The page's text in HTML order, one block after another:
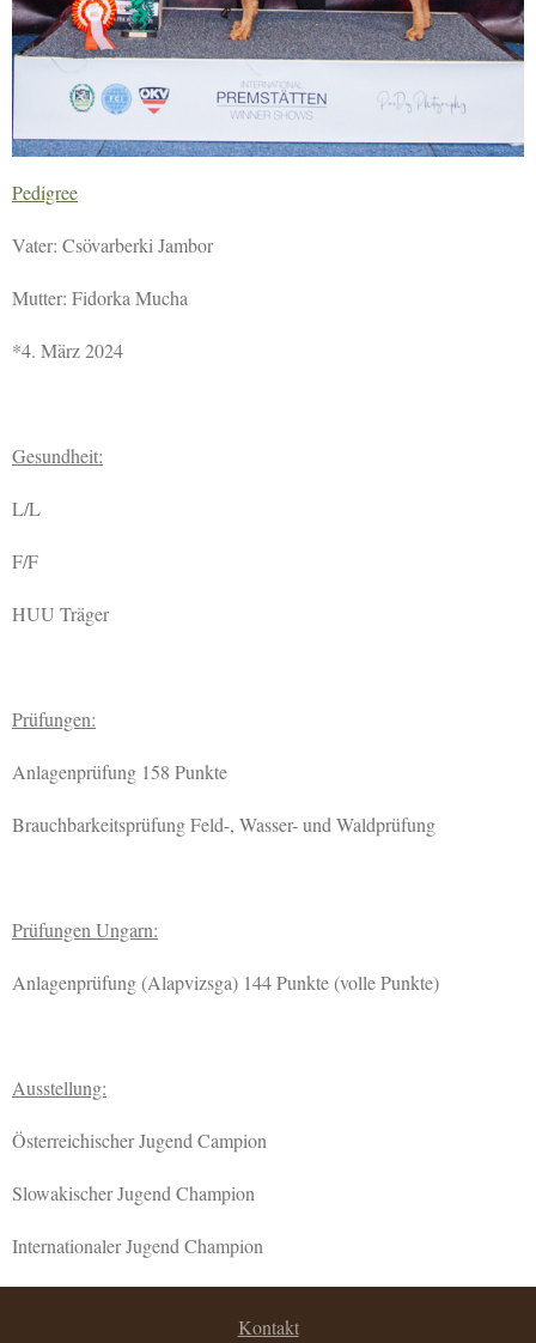
Pedigree
Vater: Csövarberki Jambor
Mutter: Fidorka Mucha
*4. März 2024
Gesundheit:
L/L
F/F
HUU Träger
Prüfungen:
Anlagenprüfung 158 Punkte
Brauchbarkeitsprüfung Feld-, Wasser- und Waldprüfung
Prüfungen Ungarn:
Anlagenprüfung (Alapvizsga) 144 Punkte (volle Punkte)
Ausstellung:
Österreichischer Jugend Campion
Slowakischer Jugend Champion
Internationaler Jugend Champion
Kontakt